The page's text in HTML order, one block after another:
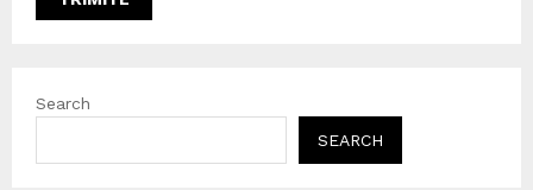
Search
SEARCH